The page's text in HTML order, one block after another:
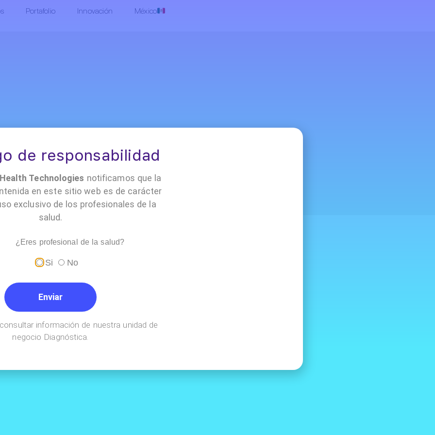
Portafolio Innovación México
• Contacto•Políticas y documentación•Trabaja con nosotros
de responsabilidad
Technologies notificamos que la
en este sitio web es de carácter
exclusivo de los profesionales de la
salud.
¿Eres profesional de la salud?
Si No
Enviar
información de nuestra unidad de
negocio Diagnóstica.